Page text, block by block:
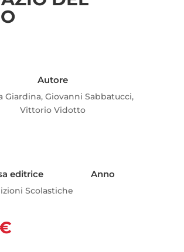
Autore
Giardina, Giovanni Sabbatucci,
Vittorio Vidotto
editrice
Scolastiche
Anno